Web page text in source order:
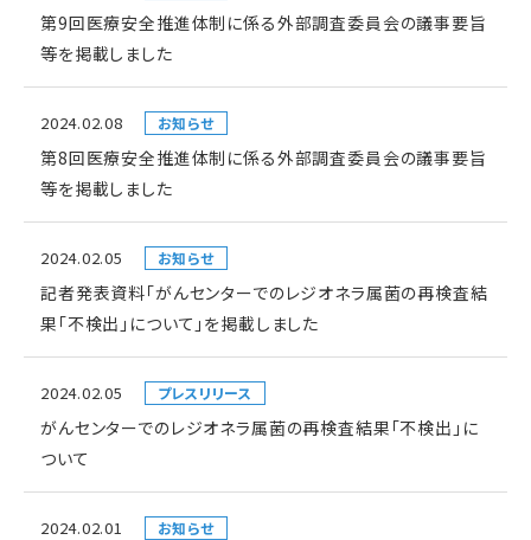
第9回医療安全推進体制に係る外部調査委員会の議事要旨
等を掲載しました
2024.02.08 お知らせ
第8回医療安全推進体制に係る外部調査委員会の議事要旨
等を掲載しました
2024.02.05 お知らせ
記者発表資料「がんセンターでのレジオネラ属菌の再検査結
果「不検出」について」を掲載しました
2024.02.05 プレスリリース
がんセンターでのレジオネラ属菌の再検査結果「不検出」に
ついて
2024.02.01 お知らせ